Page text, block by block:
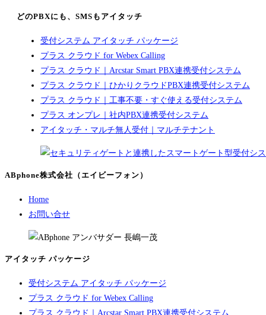
どのPBXにも、SMSもアイタッチ
受付システム アイタッチ パッケージ
プラス クラウド for Webex Calling
プラス クラウド｜Arcstar Smart PBX連携受付システム
プラス クラウド｜ひかりクラウドPBX連携受付システム
プラス クラウド｜工事不要・すぐ使える受付システム
プラス オンプレ｜社内PBX連携受付システム
アイタッチ・マルチ無人受付｜マルチテナント
ABphone株式会社（エイビーフォン）
Home
お問い合せ
アイタッチ パッケージ
受付システム アイタッチ パッケージ
プラス クラウド for Webex Calling
プラス クラウド｜Arcstar Smart PBX連携受付システム